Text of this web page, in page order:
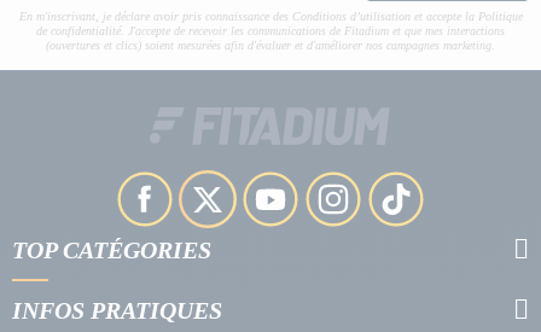
En m'inscrivant, je déclare avoir pris connaissance des Conditions d’utilisation et accepte la Politique
de confidentialité. J'accepte de recevoir les communications de Fitadium et que mes interactions
(ouvertures et clics) soient mesurées afin d'évaluer et d'améliorer nos campagnes marketing.
TOP CATÉGORIES
INFOS PRATIQUES